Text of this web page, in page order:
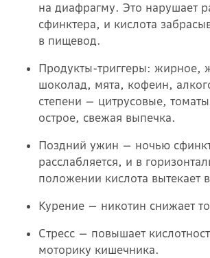
на диафрагму. Это нарушает
сфинктера, и кислота
в пищевод.
Продукты-триггеры: жирное,
шоколад, мята, кофеин,
степени — цитрусовые,
острое, свежая выпечка.
Поздний ужин — ночью
расслабляется, и в
положении кислота вытекает
Курение — никотин снижает
Стресс — повышает
моторику кишечника.